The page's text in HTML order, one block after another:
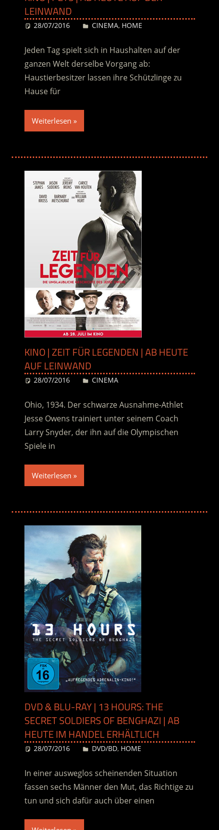
LEINWAND
28/07/2016 Desiree
CINEMA, HOME
Jeden Tag spielt sich in Haushalten auf der
ganzen Welt derselbe Vorgang ab:
Haustierbesitzer lassen ihre Schützlinge zu
Hause für
Weiterlesen
KINO | ZEIT FÜR LEGENDEN | AB HEUTE
AUF LEINWAND
28/07/2016 Desiree
CINEMA
Ohio, 1934. Der schwarze Ausnahme-Athlet
Jesse Owens trainiert unter seinem Coach
Larry Snyder, der ihn auf die Olympischen
Spiele in
Weiterlesen
DVD & BLU-RAY | 13 HOURS: THE
SECRET SOLDIERS OF BENGHAZI | AB
HEUTE IM HANDEL ERHÄLTLICH
28/07/2016 Desiree
DVD/BD, HOME
In einer ausweglos scheinenden Situation
fassen sechs Männer den Mut, das Richtige zu
tun und sich dafür auch über einen